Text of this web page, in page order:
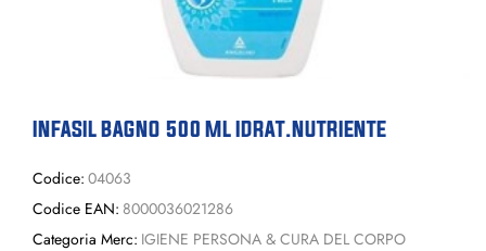
INFASIL BAGNO 500 ML IDRAT.NUTRIENTE
Codice: 04063
Codice EAN: 8000036021286
Categoria Merc: IGIENE PERSONA & CURA DEL CORPO